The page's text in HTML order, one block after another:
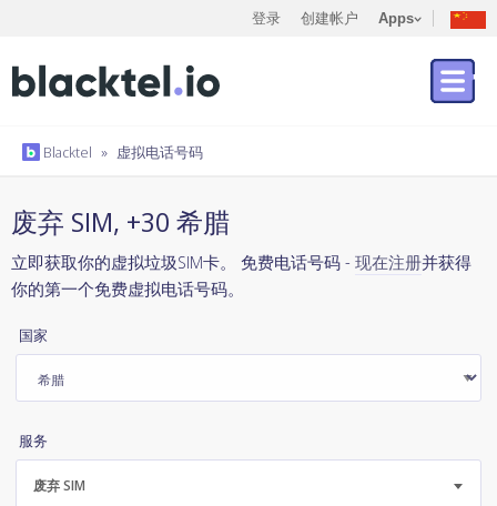
登录 创建帐户 Apps
Blacktel » 虚拟电话号码
废弃 SIM, +30 希腊
立即获取你的虚拟垃圾SIM卡。 免费电话号码 - 现在注册并获得
你的第一个免费虚拟电话号码。
国家
服务
废弃 SIM